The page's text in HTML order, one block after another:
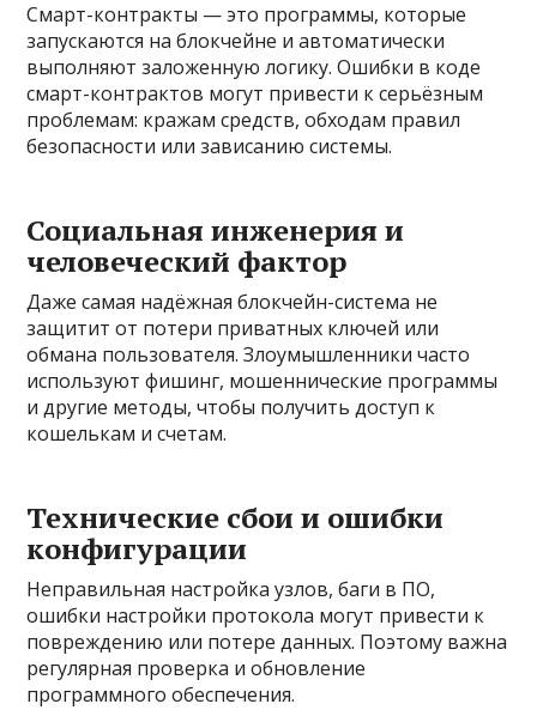
Смарт-контракты — это программы, которые
запускаются на блокчейне и автоматически
выполняют заложенную логику. Ошибки в коде
смарт-контрактов могут привести к серьёзным
проблемам: кражам средств, обходам правил
безопасности или зависанию системы.
Социальная инженерия и
человеческий фактор
Даже самая надёжная блокчейн-система не
защитит от потери приватных ключей или
обмана пользователя. Злоумышленники часто
используют фишинг, мошеннические программы
и другие методы, чтобы получить доступ к
кошелькам и счетам.
Технические сбои и ошибки
конфигурации
Неправильная настройка узлов, баги в ПО,
ошибки настройки протокола могут привести к
повреждению или потере данных. Поэтому важна
регулярная проверка и обновление
программного обеспечения.